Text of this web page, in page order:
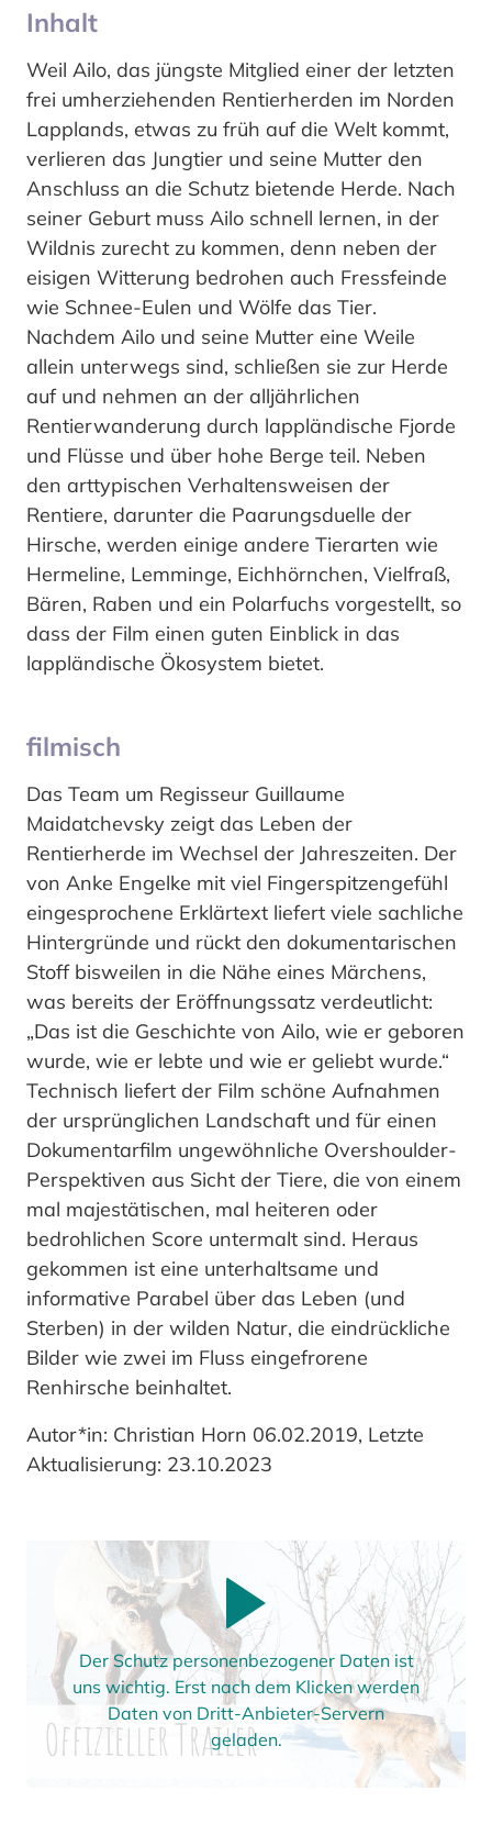
Inhalt
Weil Ailo, das jüngste Mitglied einer der letzten
frei umherziehenden Rentierherden im Norden
Lapplands, etwas zu früh auf die Welt kommt,
verlieren das Jungtier und seine Mutter den
Anschluss an die Schutz bietende Herde. Nach
seiner Geburt muss Ailo schnell lernen, in der
Wildnis zurecht zu kommen, denn neben der
eisigen Witterung bedrohen auch Fressfeinde
wie Schnee-Eulen und Wölfe das Tier.
Nachdem Ailo und seine Mutter eine Weile
allein unterwegs sind, schließen sie zur Herde
auf und nehmen an der alljährlichen
Rentierwanderung durch lappländische Fjorde
und Flüsse und über hohe Berge teil. Neben
den arttypischen Verhaltensweisen der
Rentiere, darunter die Paarungsduelle der
Hirsche, werden einige andere Tierarten wie
Hermeline, Lemminge, Eichhörnchen, Vielfraß,
Bären, Raben und ein Polarfuchs vorgestellt, so
dass der Film einen guten Einblick in das
lappländische Ökosystem bietet.
filmisch
Das Team um Regisseur Guillaume
Maidatchevsky zeigt das Leben der
Rentierherde im Wechsel der Jahreszeiten. Der
von Anke Engelke mit viel Fingerspitzengefühl
eingesprochene Erklärtext liefert viele sachliche
Hintergründe und rückt den dokumentarischen
Stoff bisweilen in die Nähe eines Märchens,
was bereits der Eröffnungssatz verdeutlicht:
„Das ist die Geschichte von Ailo, wie er geboren
wurde, wie er lebte und wie er geliebt wurde.“
Technisch liefert der Film schöne Aufnahmen
der ursprünglichen Landschaft und für einen
Dokumentarfilm ungewöhnliche Overshoulder-
Perspektiven aus Sicht der Tiere, die von einem
mal majestätischen, mal heiteren oder
bedrohlichen Score untermalt sind. Heraus
gekommen ist eine unterhaltsame und
informative Parabel über das Leben (und
Sterben) in der wilden Natur, die eindrückliche
Bilder wie zwei im Fluss eingefrorene
Renhirsche beinhaltet.
Autor*in: Christian Horn 06.02.2019, Letzte
Aktualisierung: 23.10.2023
Der Schutz personenbezogener Daten ist
uns wichtig. Erst nach dem Klicken werden
Daten von Dritt-Anbieter-Servern
geladen.